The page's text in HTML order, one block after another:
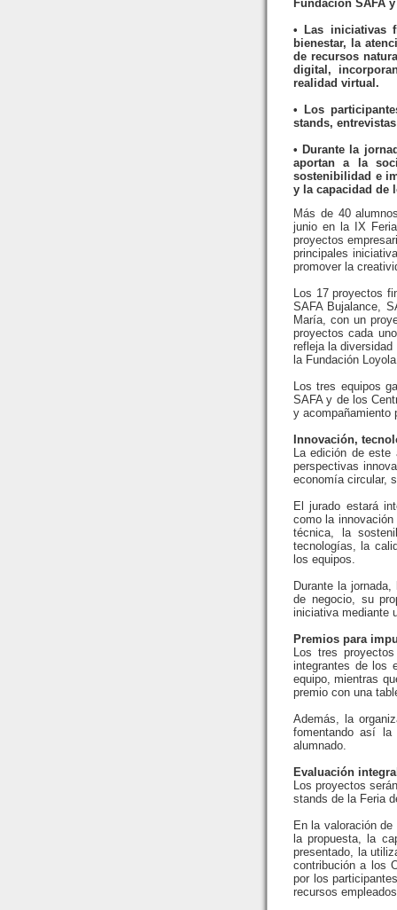
Fundación SAFA
• Las iniciativas
bienestar, la
de recursos
digital,
realidad virtual.
• Los
stands,
• Durante la
aportan a la
sostenibilidad e
y la capacidad de
Más de 40
junio en la IX
proyectos
principales
promover la
Los 17 proyectos
SAFA Bujalance,
María, con un
proyectos cada
refleja la
la Fundación
Los tres equipos
SAFA y de los
y acompañamiento
Innovación,
La edición de
perspectivas
economía circular,
El jurado estará
como la
técnica, la
tecnologías, la
los equipos.
Durante la
de negocio, su
iniciativa mediante
Premios para
Los tres
integrantes de los
equipo, mientras
premio con una
Además, la
fomentando así la
alumnado.
Evaluación
Los proyectos
stands de la Feria
En la valoración
la propuesta, la
presentado, la
contribución a los
por los
recursos